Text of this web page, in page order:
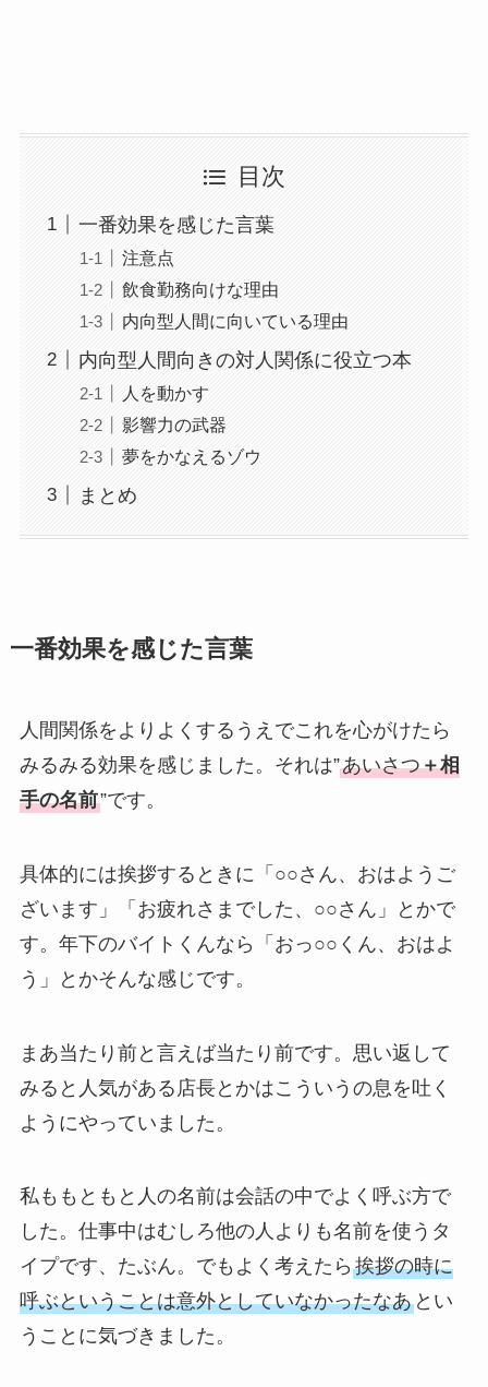
目次
一番効果を感じた言葉
注意点
飲食勤務向けな理由
内向型人間に向いている理由
内向型人間向きの対人関係に役立つ本
人を動かす
影響力の武器
夢をかなえるゾウ
まとめ
一番効果を感じた言葉
人間関係をよりよくするうえでこれを心がけたら
みるみる効果を感じました。それは”あいさつ＋相
手の名前”です。
具体的には挨拶するときに「○○さん、おはようご
ざいます」「お疲れさまでした、○○さん」とかで
す。年下のバイトくんなら「おっ○○くん、おはよ
う」とかそんな感じです。
まあ当たり前と言えば当たり前です。思い返して
みると人気がある店長とかはこういうの息を吐く
ようにやっていました。
私ももともと人の名前は会話の中でよく呼ぶ方で
した。仕事中はむしろ他の人よりも名前を使うタ
イプです、たぶん。でもよく考えたら 挨拶の時に
呼ぶということは意外としていなかったなあとい
うことに気づきました。